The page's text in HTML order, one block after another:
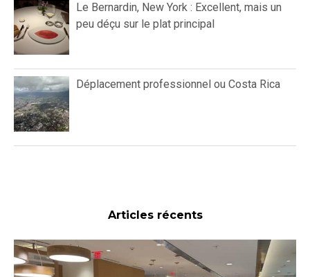
Le Bernardin, New York : Excellent, mais un
peu déçu sur le plat principal
Déplacement professionnel ou Costa Rica
Articles récents